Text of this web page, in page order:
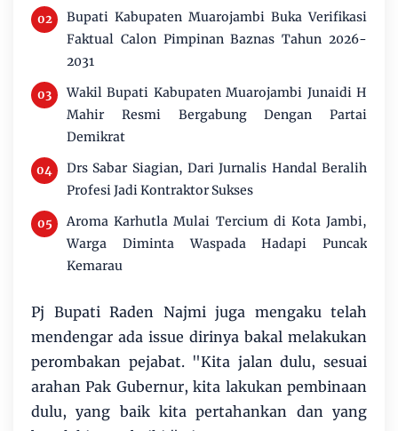
Bupati Kabupaten Muarojambi Buka Verifikasi
Faktual Calon Pimpinan Baznas Tahun 2026-
2031
Wakil Bupati Kabupaten Muarojambi Junaidi H
Mahir Resmi Bergabung Dengan Partai
Demikrat
Drs Sabar Siagian, Dari Jurnalis Handal Beralih
Profesi Jadi Kontraktor Sukses
Aroma Karhutla Mulai Tercium di Kota Jambi,
Warga Diminta Waspada Hadapi Puncak
Kemarau
Pj Bupati Raden Najmi juga mengaku telah
mendengar ada issue dirinya bakal melakukan
perombakan pejabat. "Kita jalan dulu, sesuai
arahan Pak Gubernur, kita lakukan pembinaan
dulu, yang baik kita pertahankan dan yang